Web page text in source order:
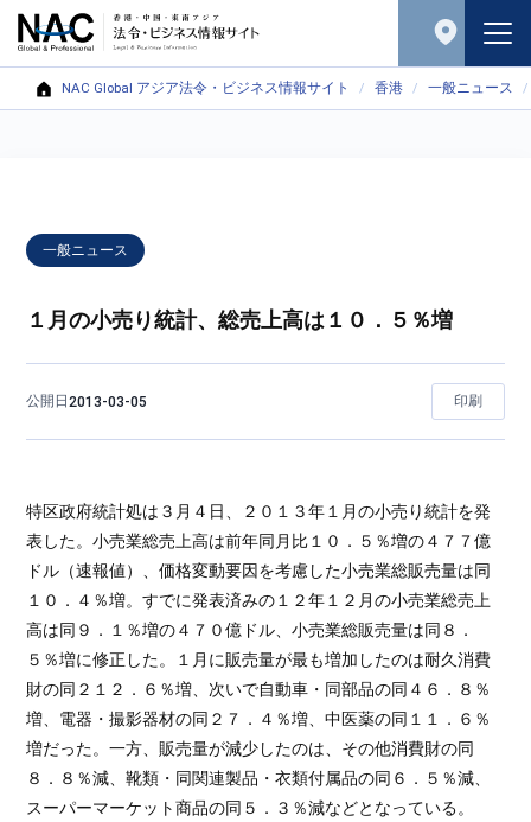
NAC Global アジア法令・ビジネス情報サイト 香港 一般ニュース
一般ニュース
１月の小売り統計、総売上高は１０．５％増
公開日2013-03-05 印刷
特区政府統計処は３月４日、２０１３年１月の小売り統計を発
表した。小売業総売上高は前年同月比１０．５％増の４７７億
ドル（速報値）、価格変動要因を考慮した小売業総販売量は同
１０．４％増。すでに発表済みの１２年１２月の小売業総売上
高は同９．１％増の４７０億ドル、小売業総販売量は同８．
５％増に修正した。１月に販売量が最も増加したのは耐久消費
財の同２１２．６％増、次いで自動車・同部品の同４６．８％
増、電器・撮影器材の同２７．４％増、中医薬の同１１．６％
増だった。一方、販売量が減少したのは、その他消費財の同
８．８％減、靴類・同関連製品・衣類付属品の同６．５％減、
スーパーマーケット商品の同５．３％減などとなっている。